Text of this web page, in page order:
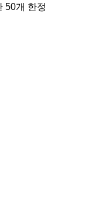
50개 한정